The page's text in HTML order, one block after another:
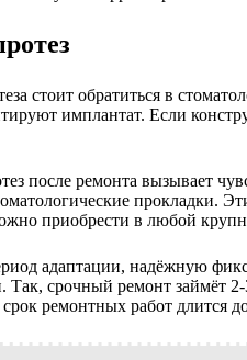
стоит обратиться в
имплантат. Если
после ремонта вызывает
прокладки.
приобрести в любой
адаптации, надёжную
Так, срочный ремонт займёт
ремонтных работ длится